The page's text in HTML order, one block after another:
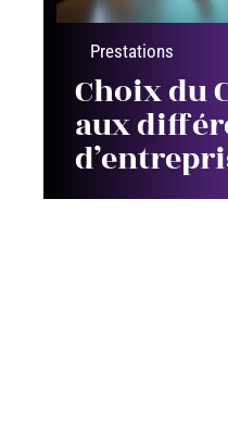
Prestations
Choix du
aux